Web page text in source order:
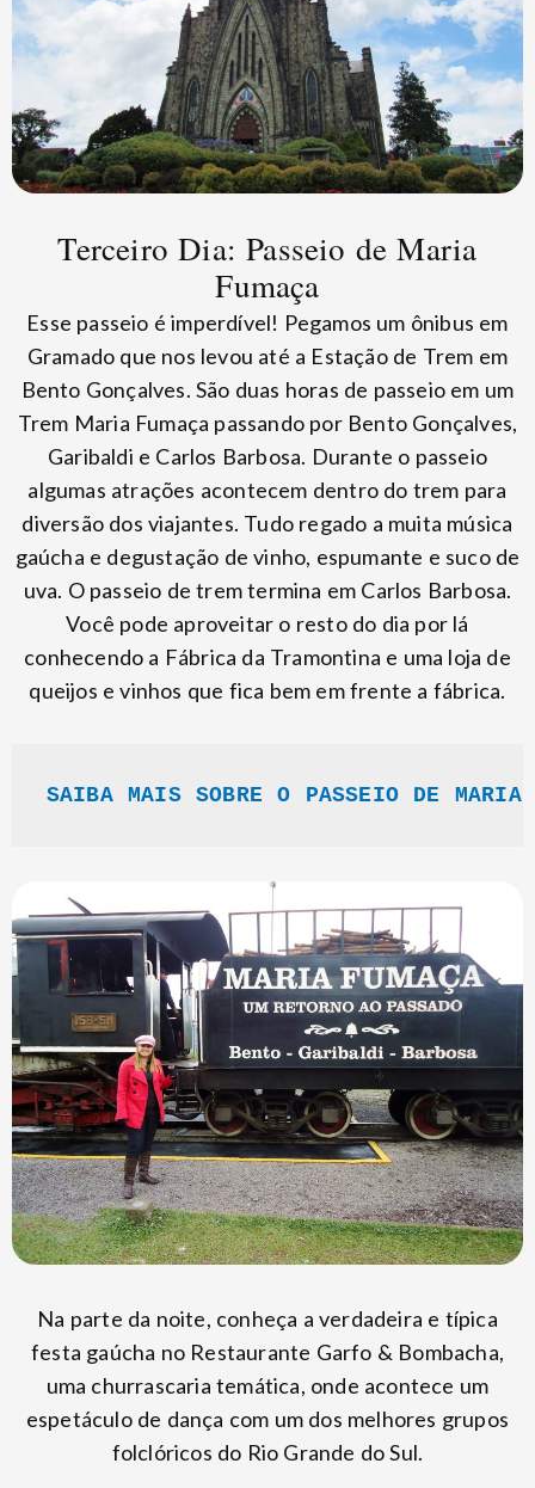
Terceiro Dia: Passeio de Maria
Fumaça
Esse passeio é imperdível! Pegamos um ônibus em
Gramado que nos levou até a Estação de Trem em
Bento Gonçalves. São duas horas de passeio em um
Trem Maria Fumaça passando por Bento Gonçalves,
Garibaldi e Carlos Barbosa. Durante o passeio
algumas atrações acontecem dentro do trem para
diversão dos viajantes. Tudo regado a muita música
gaúcha e degustação de vinho, espumante e suco de
uva. O passeio de trem termina em Carlos Barbosa.
Você pode aproveitar o resto do dia por lá
conhecendo a Fábrica da Tramontina e uma loja de
queijos e vinhos que fica bem em frente a fábrica.
SAIBA MAIS SOBRE O PASSEIO DE MARIA
Na parte da noite, conheça a verdadeira e típica
festa gaúcha no Restaurante Garfo & Bombacha,
uma churrascaria temática, onde acontece um
espetáculo de dança com um dos melhores grupos
folclóricos do Rio Grande do Sul.